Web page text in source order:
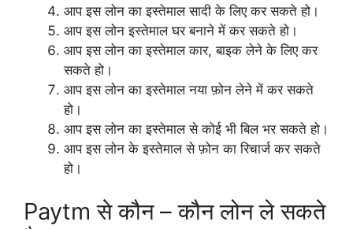
आप इस लोन का इस्तेमाल सादी के लिए कर सकते हो।
आप इस लोन इस्तेमाल घर बनाने में कर सकते हो।
आप इस लोन का इस्तेमाल कार, बाइक लेने के लिए कर
सकते हो।
आप इस लोन का इस्तेमाल नया फ़ोन लेने में कर सकते
हो।
आप इस लोन का इस्तेमाल से कोई भी बिल भर सकते हो।
आप इस लोन के इस्तेमाल से फ़ोन का रिचार्ज कर सकते
हो।
Paytm से कौन – कौन लोन ले सकते